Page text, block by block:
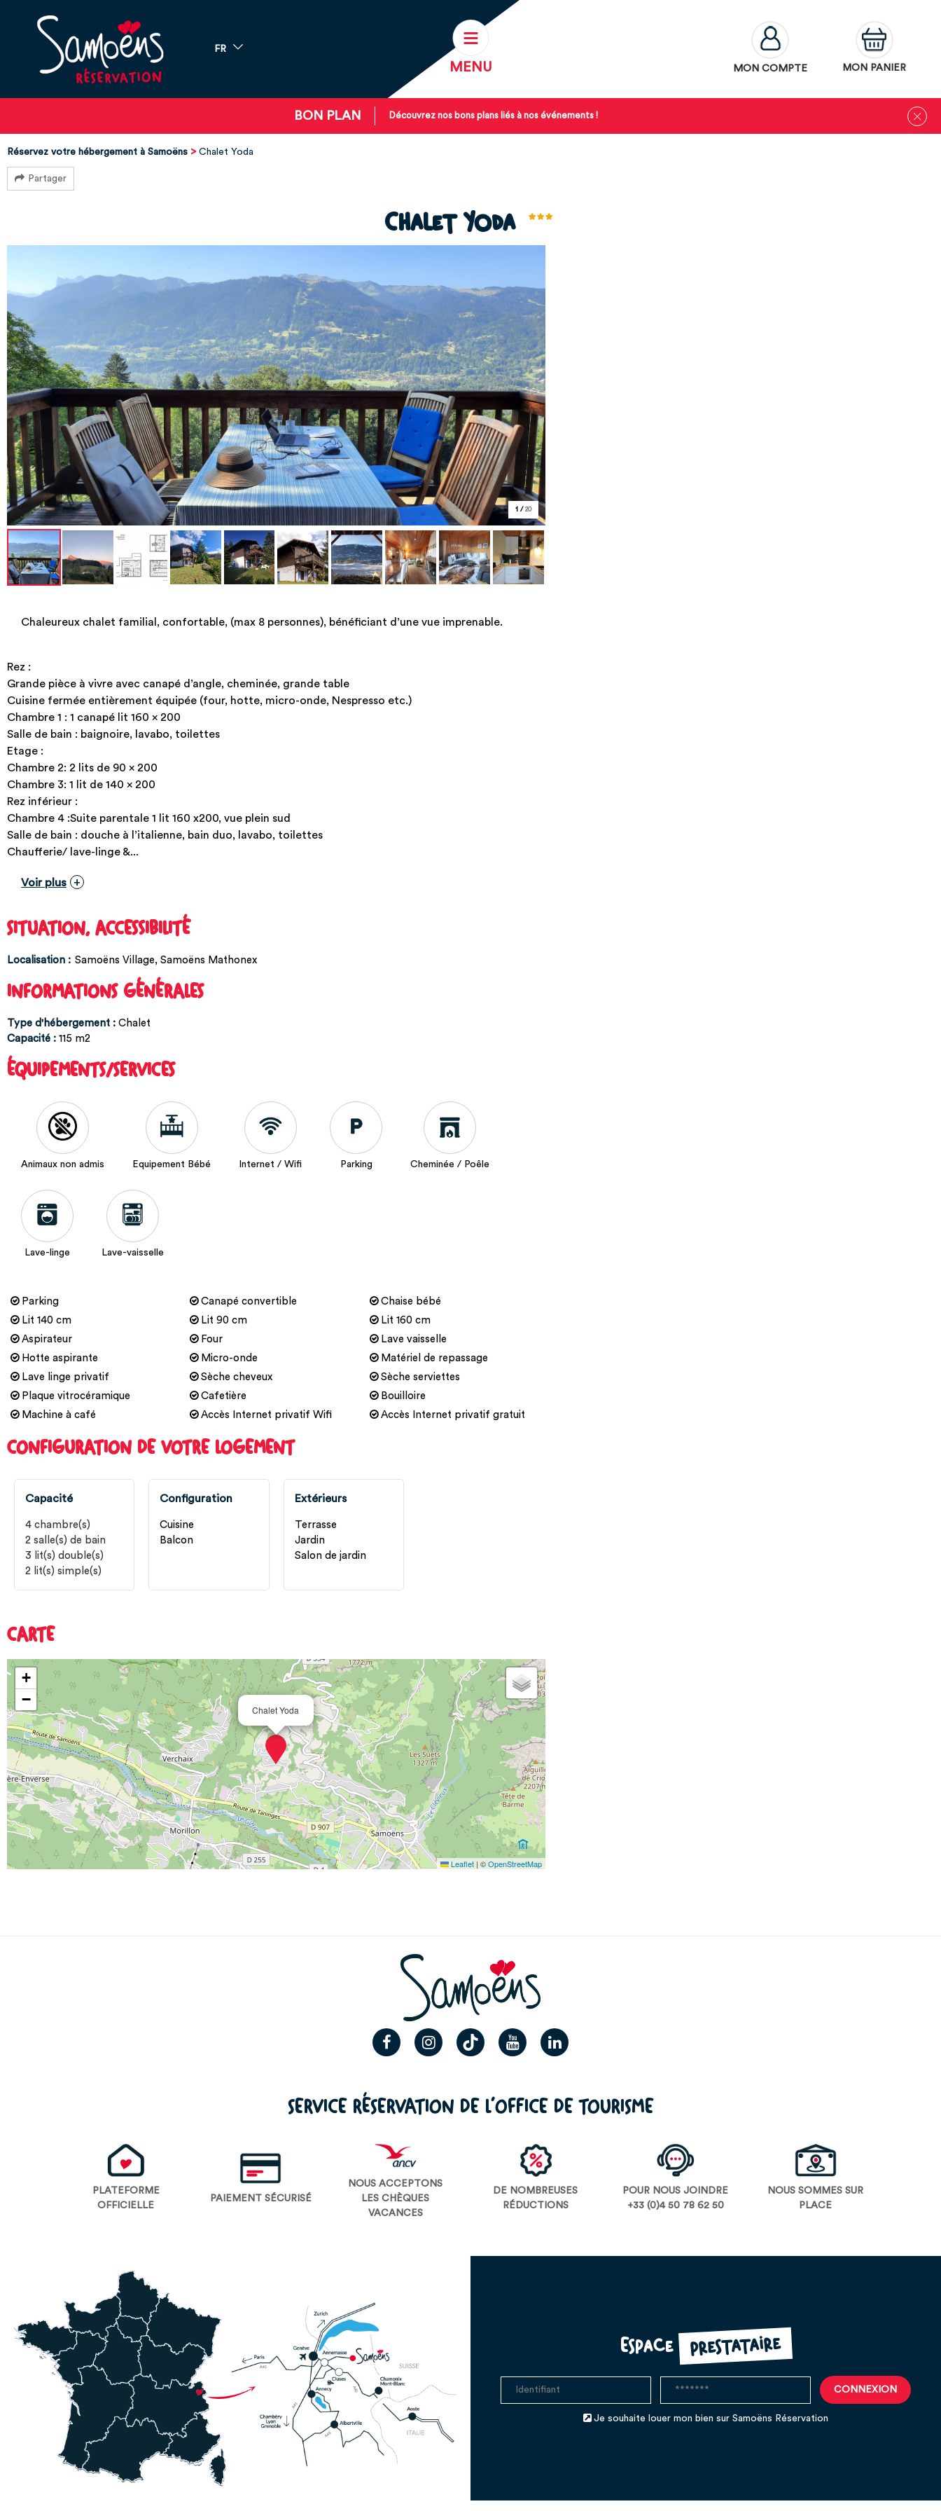
FR
MENU MON COMPTE MON PANIER
BON PLAN Découvrez nos bons plans liés à nos événements !
Réservez votre hébergement à Samoëns Chalet Yoda
Partager
Chalet Yoda
1 / 20
Chaleureux chalet familial, confortable, (max 8 personnes), bénéficiant d’une vue imprenable.
Rez :
Grande pièce à vivre avec canapé d’angle, cheminée, grande table
Cuisine fermée entièrement équipée (four, hotte, micro-onde, Nespresso etc.)
Chambre 1 : 1 canapé lit 160 x 200
Salle de bain : baignoire, lavabo, toilettes
Etage :
Chambre 2: 2 lits de 90 x 200
Chambre 3: 1 lit de 140 x 200
Rez inférieur :
Chambre 4 :Suite parentale 1 lit 160 x200, vue plein sud
Salle de bain : douche à l’italienne, bain duo, lavabo, toilettes
Chaufferie/ lave-linge &...
Voir plus
SITUATION, ACCESSIBILITÉ
Localisation : Samoëns Village Samoëns Mathonex
INFORMATIONS GÉNÉRALES
Type d'hébergement : Chalet
Capacité : 115 m2
ÉQUIPEMENTS/SERVICES
Animaux non admis Equipement Bébé Internet / Wifi Parking Cheminée / Poêle
Lave-linge Lave-vaisselle
Parking Canapé convertible
Chaise bébé
Lit 140 cm
Lit 90 cm
Lit 160 cm
Aspirateur
Four
Lave vaisselle
Hotte aspirante
Micro-onde
Matériel de repassage
Lave linge privatif
Sèche cheveux
Sèche serviettes
Plaque vitrocéramique
Cafetière
Bouilloire
Machine à café
Accès Internet privatif Wifi Accès Internet privatif gratuit
CONFIGURATION DE VOTRE LOGEMENT
Capacité
4 chambre(s)
2 salle(s) de bain
3 lit(s) double(s)
2 lit(s) simple(s)
Configuration
Cuisine
Balcon
Extérieurs
Terrasse
Jardin
Salon de jardin
CARTE
Chalet Yoda
+
−
Leaflet | ©OpenStreetMap
SERVICE RÉSERVATION DE L’OFFICE DE TOURISME
PLATEFORME
OFFICIELLE
PAIEMENT SÉCURISÉ
NOUS ACCEPTONS
LES CHÈQUES
VACANCES
DE NOMBREUSES
RÉDUCTIONS
POUR NOUS JOINDRE
+33 (0)4 50 78 62 50
NOUS SOMMES SUR
PLACE
Espace prestataire
Je souhaite louer mon bien sur Samoëns Réservation